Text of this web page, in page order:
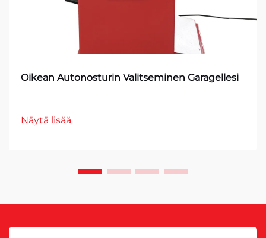
Oikean Autonosturin Valitseminen Garagellesi
Näytä lisää